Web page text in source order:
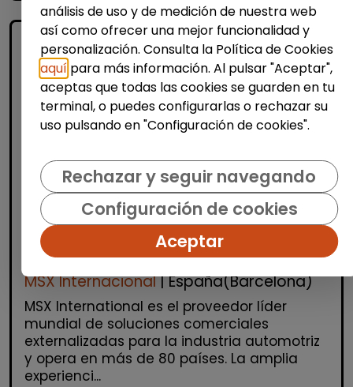
Atención al Cliente y Comercio
Consultoría y Asesoría
Agente de ventas y soporte
(Barcelona) - español, francés,
alemán, sueco, holandés o italiano
MSX Internacional| España(Barcelona)
MSX International es el proveedor líder
mundial de soluciones comerciales
externalizadas para la industria automotriz
y opera en más de 80 países. La amplia
experienci...
análisis de uso y de medición de nuestra web
así como ofrecer una mejor funcionalidad y
personalización. Consulta la Política de Cookies
aquí para más información. Al pulsar "Aceptar",
aceptas que todas las cookies se guarden en tu
terminal, o puedes configurarlas o rechazar su
uso pulsando en "Configuración de cookies".
Rechazar y seguir navegando
Configuración de cookies
Aceptar